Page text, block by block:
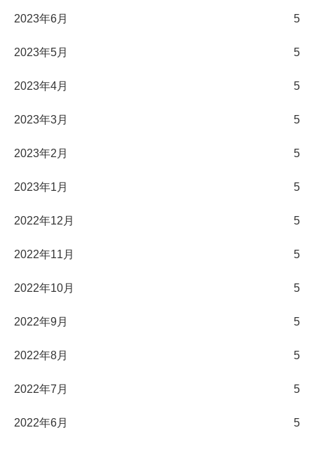
2023年6月 5
2023年5月 5
2023年4月 5
2023年3月 5
2023年2月 5
2023年1月 5
2022年12月 5
2022年11月 5
2022年10月 5
2022年9月 5
2022年8月 5
2022年7月 5
2022年6月 5